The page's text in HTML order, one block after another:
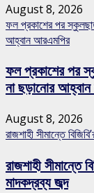
August 8, 2026
ফল প্রকাশের পর
আহ্বান আরএমপির
ফল প্রকাশের পর
না ছড়ানোর
August 8, 2026
রাজশাহী সীমান্তে
রাজশাহী সীমান্তে
মাদকদ্রব্য জব্দ